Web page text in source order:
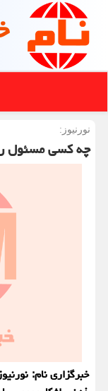
نورنیوز:
چه كسی مسئول
خبرگزاری نام: